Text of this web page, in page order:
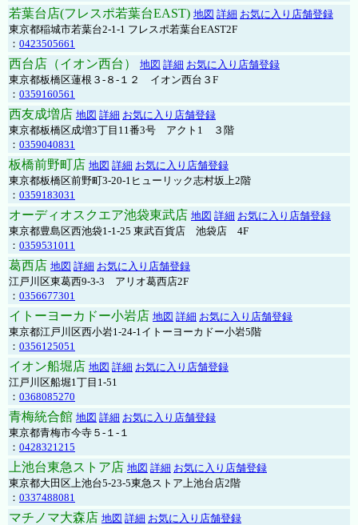
若葉台店(フレスポ若葉台EAST) 地図 詳細 お気に入り店舗登録
東京都稲城市若葉台2-1-1 フレスポ若葉台EAST2F
： 0423505661
西台店（イオン西台） 地図 詳細 お気に入り店舗登録
東京都板橋区蓮根３-８-１２ イオン西台３F
： 0359160561
西友成増店 地図 詳細 お気に入り店舗登録
東京都板橋区成増3丁目11番3号 アクト1 ３階
： 0359040831
板橋前野町店 地図 詳細 お気に入り店舗登録
東京都板橋区前野町3-20-1ヒューリック志村坂上2階
： 0359183031
オーディオスクエア池袋東武店 地図 詳細 お気に入り店舗登録
東京都豊島区西池袋1-1-25 東武百貨店 池袋店 4F
： 0359531011
葛西店 地図 詳細 お気に入り店舗登録
江戸川区東葛西9-3-3 アリオ葛西店2F
： 0356677301
イトーヨーカドー小岩店 地図 詳細 お気に入り店舗登録
東京都江戸川区西小岩1-24-1イトーヨーカドー小岩5階
： 0356125051
イオン船堀店 地図 詳細 お気に入り店舗登録
江戸川区船堀1丁目1-51
： 0368085270
青梅統合館 地図 詳細 お気に入り店舗登録
東京都青梅市今寺５-１-１
： 0428321215
上池台東急ストア店 地図 詳細 お気に入り店舗登録
東京都大田区上池台5-23-5東急ストア上池台店2階
： 0337488081
マチノマ大森店 地図 詳細 お気に入り店舗登録